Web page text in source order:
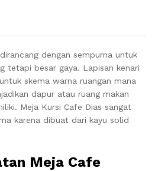
dengan sempurna untuk
tetapi besar gaya. Lapisan kenari
skema warna ruangan mana
dapur atau ruang makan
Meja Kursi Cafe Dias sangat
karena dibuat dari kayu solid
Meja Cafe